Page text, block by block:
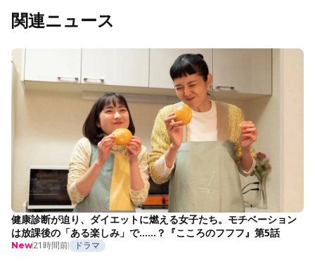
関連ニュース
健康診断が迫り、ダイエットに燃える女子たち。モチベーション
は放課後の「ある楽しみ」で……？『こころのフフフ』第5話
New21時間前 ドラマ